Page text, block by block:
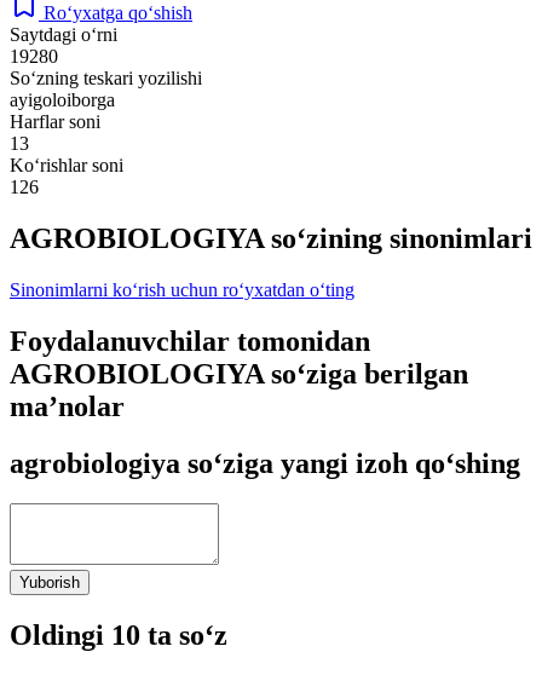
Ro‘yxatga qo‘shish
Saytdagi o‘rni
19280
So‘zning teskari yozilishi
ayigoloiborga
Harflar soni
13
Ko‘rishlar soni
126
AGROBIOLOGIYA so‘zining sinonimlari
Sinonimlarni ko‘rish uchun ro‘yxatdan o‘ting
Foydalanuvchilar tomonidan
AGROBIOLOGIYA so‘ziga berilgan
ma’nolar
agrobiologiya so‘ziga yangi izoh qo‘shing
Yuborish
Oldingi 10 ta so‘z